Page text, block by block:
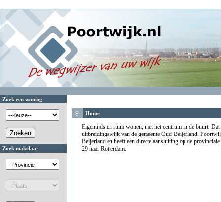
Zoek een woning
Zoek makelaar
Home
Eigentijds en ruim wonen, met het centrum in de buurt.
uitbreidingswijk van de gemeente Oud-Beijerland.
Beijerland en heeft een directe aansluiting op de
29 naar Rotterdam.